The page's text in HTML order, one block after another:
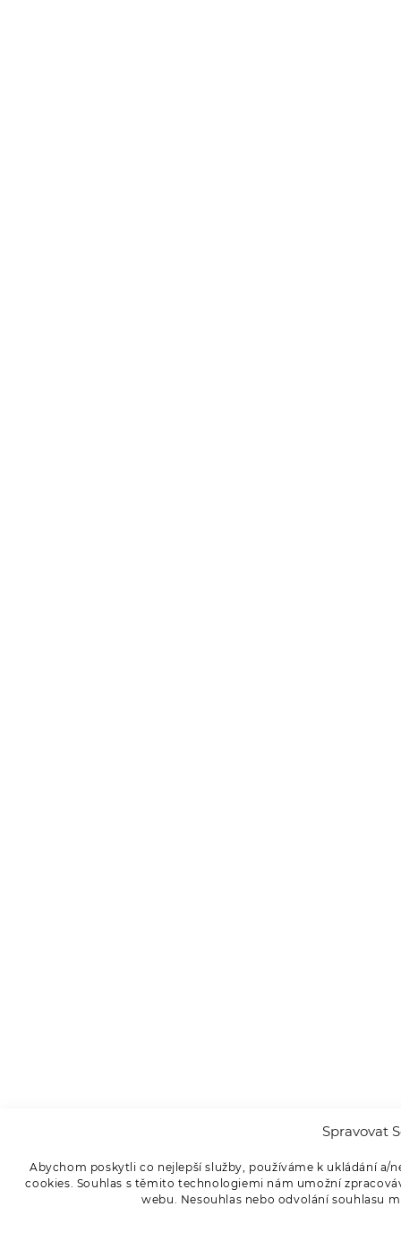
Spravovat
Abychom poskytli co nejlepší služby, používáme k ukládání
cookies. Souhlas s těmito technologiemi nám umožní
webu. Nesouhlas nebo odvolání souhlasu